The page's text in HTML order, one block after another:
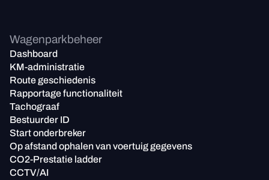
Wagenparkbeheer
Dashboard
KM-administratie
Route geschiedenis
Rapportage functionaliteit
Tachograaf
Bestuurder ID
Start onderbreker
Op afstand ophalen van voertuig gegevens
CO2-Prestatie ladder
CCTV/AI